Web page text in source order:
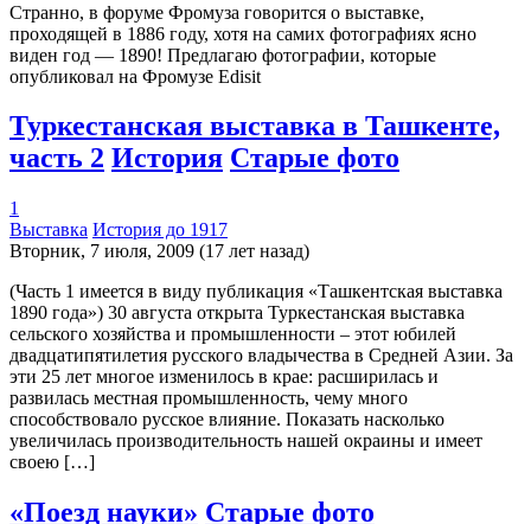
Странно, в форуме Фромуза говорится о выставке,
проходящей в 1886 году, хотя на самих фотографиях ясно
виден год — 1890! Предлагаю фотографии, которые
опубликовал на Фромузе Edisit
Туркестанская выставка в Ташкенте,
часть 2 История Старые фото
1
Выставка История до 1917
Вторник, 7 июля, 2009 (17 лет назад)
(Часть 1 имеется в виду публикация «Ташкентская выставка
1890 года») 30 августа открыта Туркестанская выставка
сельского хозяйства и промышленности – этот юбилей
двадцатипятилетия русского владычества в Средней Азии. За
эти 25 лет многое изменилось в крае: расширилась и
развилась местная промышленность, чему много
способствовало русское влияние. Показать насколько
увеличилась производительность нашей окраины и имеет
своею […]
«Поезд науки» Старые фото